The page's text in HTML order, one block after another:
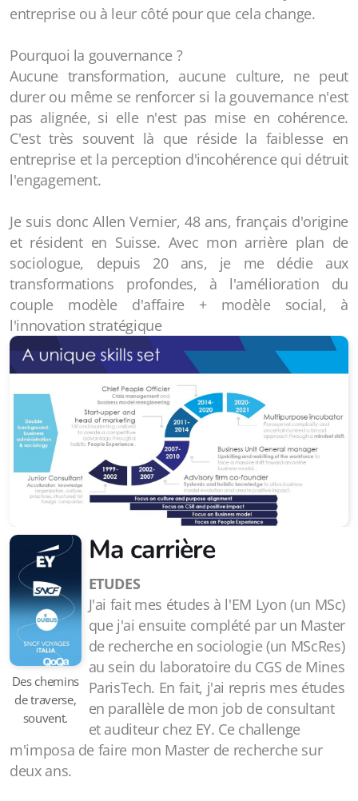
entreprise ou à leur côté pour que cela change.
Pourquoi la gouvernance ?
Aucune transformation, aucune culture, ne peut
durer ou même se renforcer si la gouvernance n'est
pas alignée, si elle n'est pas mise en cohérence.
C'est très souvent là que réside la faiblesse en
entreprise et la perception d'incohérence qui détruit
l'engagement.
Je suis donc Allen Vernier, 48 ans, français d'origine
et résident en Suisse. Avec mon arrière plan de
sociologue, depuis 20 ans, je me dédie aux
transformations profondes, à l'amélioration du
couple modèle d'affaire + modèle social, à
l'innovation stratégique
Des chemins
de traverse,
souvent.
Ma carrière
ETUDES
J'ai fait mes études à l'EM Lyon (un MSc)
que j'ai ensuite complété par un Master
de recherche en sociologie (un MScRes)
au sein du laboratoire du CGS de Mines
ParisTech. En fait, j'ai repris mes études
en parallèle de mon job de consultant
et auditeur chez EY. Ce challenge
m'imposa de faire mon Master de recherche sur
deux ans.